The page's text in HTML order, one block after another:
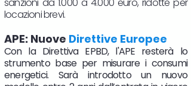
locazioni brevi.
APE: Nuove Direttive Europee
Con la Direttiva EPBD, l'APE resterà lo
strumento base per misurare i consumi
energetici. Sarà introdotto un nuovo